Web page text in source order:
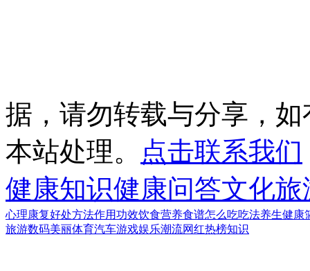
据，请勿转载与分享，
本站处理。
点击联系我们
健康知识健康问答文化旅
心理康复好处方法作用功效饮食营养食谱怎么吃吃法养生健康
旅游数码美丽体育汽车游戏娱乐潮流网红热榜知识